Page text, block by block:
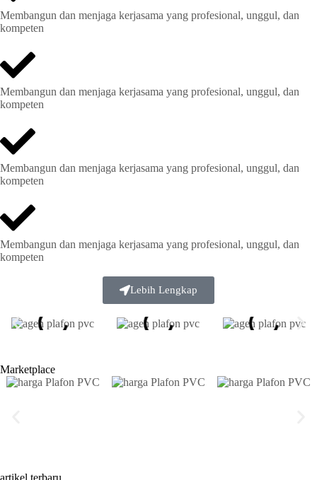
Membangun dan menjaga kerjasama yang profesional, unggul, dan
kompeten
Membangun dan menjaga kerjasama yang profesional, unggul, dan
kompeten
Membangun dan menjaga kerjasama yang profesional, unggul, dan
kompeten
Membangun dan menjaga kerjasama yang profesional, unggul, dan
kompeten
Lebih Lengkap
Marketplace
artikel terbaru